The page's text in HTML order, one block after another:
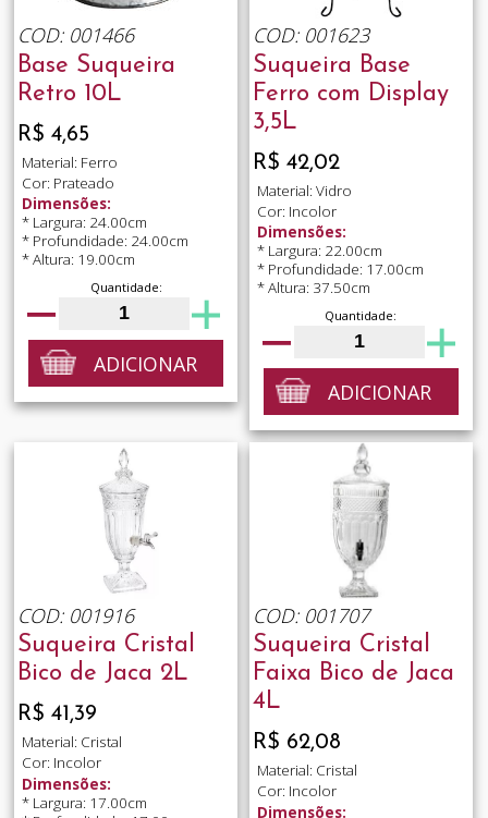
COD: 001466
Base Suqueira
Retro 10L
R$ 4,65
Material: Ferro
Cor: Prateado
Dimensões:
* Largura: 24.00cm
* Profundidade: 24.00cm
* Altura: 19.00cm
Quantidade:
ADICIONAR
COD: 001623
Suqueira Base
Ferro com Display
3,5L
R$ 42,02
Material: Vidro
Cor: Incolor
Dimensões:
* Largura: 22.00cm
* Profundidade: 17.00cm
* Altura: 37.50cm
Quantidade:
ADICIONAR
COD: 001916
Suqueira Cristal
Bico de Jaca 2L
R$ 41,39
Material: Cristal
Cor: Incolor
Dimensões:
* Largura: 17.00cm
COD: 001707
Suqueira Cristal
Faixa Bico de Jaca
4L
R$ 62,08
Material: Cristal
Cor: Incolor
Dimensões: